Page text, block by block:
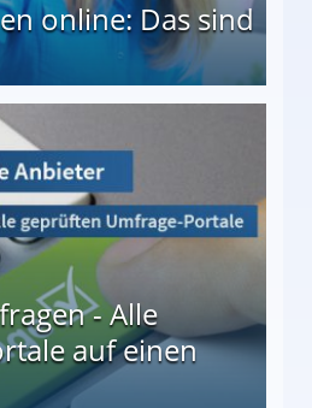
online: Das sind
- Alle
auf einen